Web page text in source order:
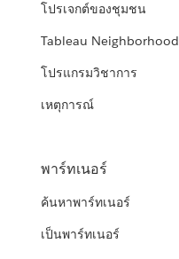
โปรเจกต์ของชุมชน
Tableau Neighborhood
โปรแกรมวิชาการ
เหตุการณ์
พาร์ทเนอร์
ค้นหาพาร์ทเนอร์
เป็นพาร์ทเนอร์